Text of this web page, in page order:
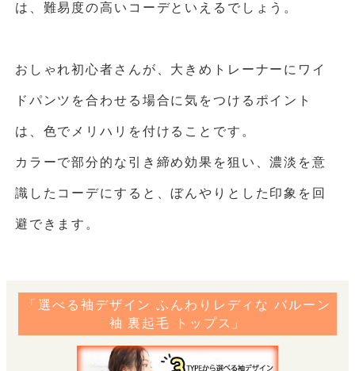
は、難易度の高いコーデといえるでしょう。
おしゃれ初心者さんが、大きめトレーナーにワイ
ドパンツを合わせる場合に気をつけるポイント
は、色でメリハリを付けることです。
カラーで部分的な引き締め効果を狙い、濃淡を意
識したコーデにすると、ぼんやりとした印象を回
避できます。
「選べる袖デザイン ふんわりレディな バルーン
袖 裏起毛 トップス」